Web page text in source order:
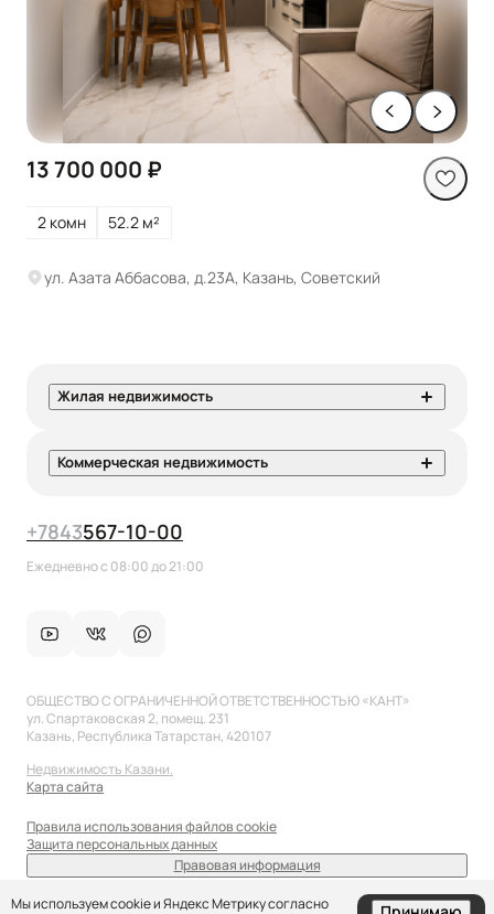
13 700 000 ₽
2 комн 52.2 м²
ул. Азата Аббасова, д.23А, Казань, Советский
Жилая недвижимость
Коммерческая недвижимость
+7843567-10-00
Ежедневно с 08:00 до 21:00
ОБЩЕСТВО С ОГРАНИЧЕННОЙ ОТВЕТСТВЕННОСТЬЮ «КАНТ»
ул. Спартаковская 2, помещ. 231
Казань, Республика Татарстан, 420107
Недвижимость Казани.
Карта сайта
Правила использования файлов cookie
Защита персональных данных
Правовая информация
Мы используем cookie и Яндекс Метрику согласно